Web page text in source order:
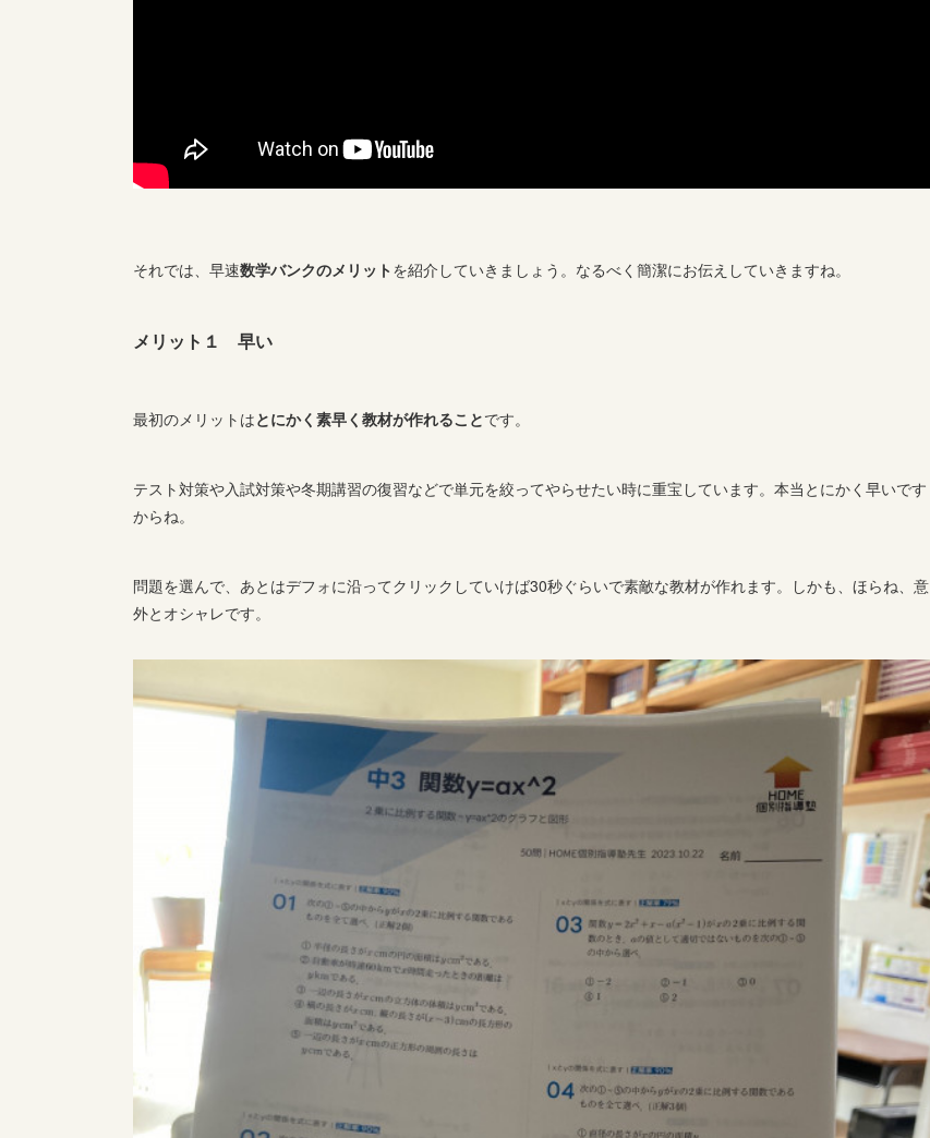
それでは、早速数学バンクのメリットを紹介していきましょう。なるべく簡潔にお伝えしていきますね。
メリット１ 早い
最初のメリットはとにかく素早く教材が作れることです。
テスト対策や入試対策や冬期講習の復習などで単元を絞ってやらせたい時に重宝しています。本当とにかく早いです
からね。
問題を選んで、あとはデフォに沿ってクリックしていけば30秒ぐらいで素敵な教材が作れます。しかも、ほらね、意
外とオシャレです。